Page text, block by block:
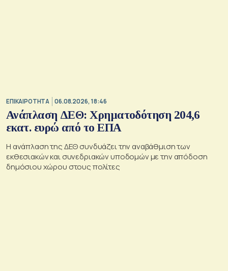
ΕΠΙΚΑΙΡΟΤΗΤΑ 06.08.2026, 18:46
Ανάπλαση ΔΕΘ: Χρηματοδότηση 204,6
εκατ. ευρώ από το ΕΠΑ
Η ανάπλαση της ΔΕΘ συνδυάζει την αναβάθμιση των
εκθεσιακών και συνεδριακών υποδομών με την απόδοση
δημόσιου χώρου στους πολίτες